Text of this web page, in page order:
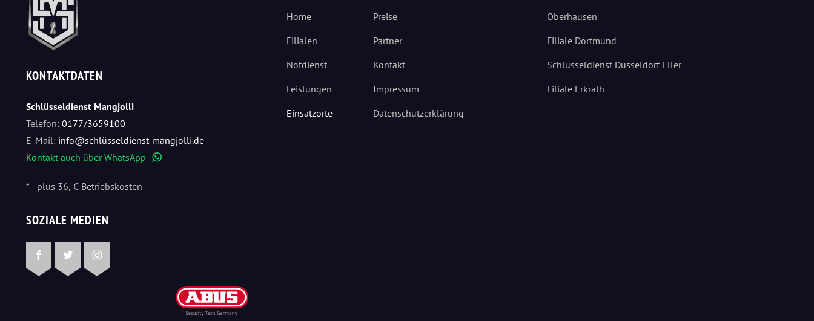
KONTAKTDATEN
Schlüsseldienst Mangjolli
Telefon: 0177/3659100
E-Mail: info@schlüsseldienst-mangjolli.de
Kontakt auch über WhatsApp
*= plus 36,-€ Betriebskosten
Home
Filialen
Notdienst
Leistungen
Einsatzorte
Preise
Partner
Kontakt
Impressum
Datenschutzerklärung
Oberhausen
Filiale Dortmund
Schlüsseldienst Düsseldorf Eller
Filiale Erkrath
SOZIALE MEDIEN
FacebookTwitterInstagram